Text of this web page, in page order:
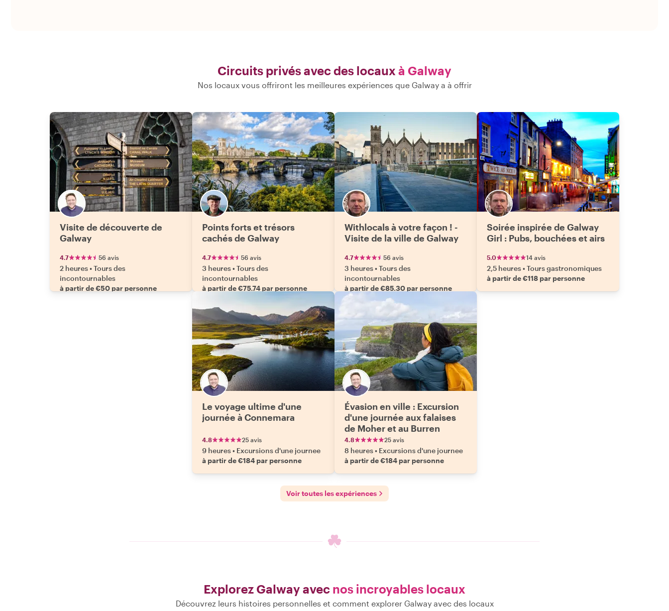
Circuits privés avec des locaux à Galway
Nos locaux vous offriront les meilleures expériences que Galway a à offrir
Visite de découverte de
Galway
4.7 56 avis
2 heures•Tours des
incontournables
à partir de €50 par personne
Points forts et trésors
cachés de Galway
4.7 56 avis
3 heures•Tours des
incontournables
à partir de €75.74 par personne
Withlocals à votre façon ! -
Visite de la ville de Galway
4.7 56 avis
3 heures•Tours des
incontournables
à partir de €85.30 par personne
Soirée inspirée de Galway
Girl : Pubs, bouchées et airs
5.0 14 avis
2,5 heures•Tours gastronomiques
à partir de €118 par personne
Le voyage ultime d'une
journée à Connemara
4.8 25 avis
9 heures• Excursions d'une journee
à partir de €184 par personne
Évasion en ville : Excursion
d'une journée aux falaises
de Moher et au Burren
4.8 25 avis
8 heures• Excursions d'une journee
à partir de €184 par personne
Voir toutes les expériences
Explorez Galway avec nos incroyables locaux
Découvrez leurs histoires personnelles et comment explorer Galway avec des locaux